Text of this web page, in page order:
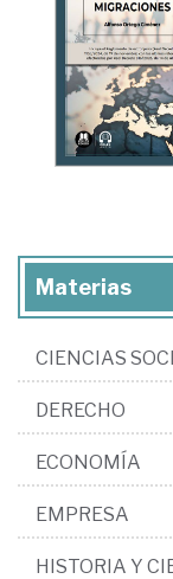
Materias
CIENCIAS
DERECHO
ECONOMÍA
EMPRESA
HISTORIA Y